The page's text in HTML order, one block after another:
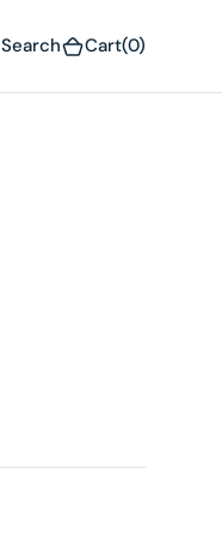
Search Cart(0)